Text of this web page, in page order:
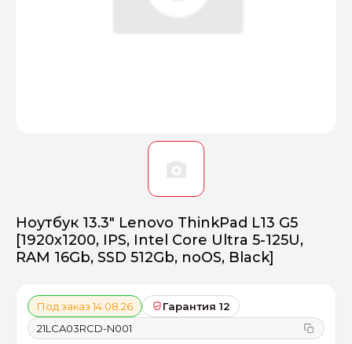
Ноутбук 13.3" Lenovo ThinkPad L13 G5
[1920x1200, IPS, Intel Core Ultra 5-125U,
RAM 16Gb, SSD 512Gb, noOS, Black]
Под заказ 14.08.26
Гарантия 12
21LCA03RCD-N001